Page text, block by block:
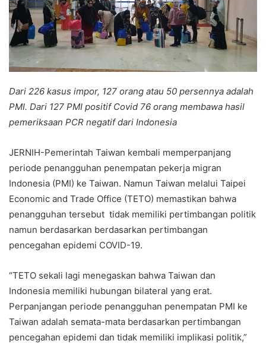
Dari 226 kasus impor, 127 orang atau 50 persennya adalah
PMI. Dari 127 PMI positif Covid 76 orang membawa hasil
pemeriksaan PCR negatif dari Indonesia
JERNIH-Pemerintah Taiwan kembali memperpanjang
periode penangguhan penempatan pekerja migran
Indonesia (PMI) ke Taiwan. Namun Taiwan melalui Taipei
Economic and Trade Office (TETO) memastikan bahwa
penangguhan tersebut tidak memiliki pertimbangan politik
namun berdasarkan berdasarkan pertimbangan
pencegahan epidemi COVID-19.
“TETO sekali lagi menegaskan bahwa Taiwan dan
Indonesia memiliki hubungan bilateral yang erat.
Perpanjangan periode penangguhan penempatan PMI ke
Taiwan adalah semata-mata berdasarkan pertimbangan
pencegahan epidemi dan tidak memiliki implikasi politik,”